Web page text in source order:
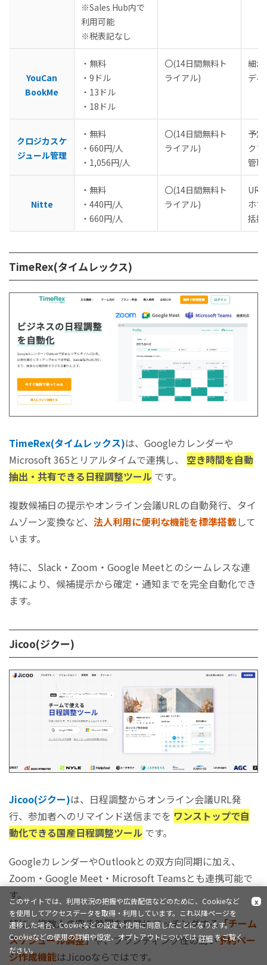
※Sales Hub内で
利用可能
※税表記なし
YouCan
BookMe
・無料
・9ドル
・13ドル
・18ドル
〇(14日間無料ト
ライアル)
細か
デ
クロジカスケ
ジュール管理
・無料
・660円/人
・1,056円/人
〇(14日間無料ト
ライアル)
予
ク
管理
Nitte
・無料
・440円/人
・660円/人
〇(14日間無料ト
ライアル)
ホ
括提
TimeRex(タイムレックス)
TimeRex(タイムレックス)は、Googleカレンダーや
Microsoft 365とリアルタイムで連携し、 空き時間を自動
抽出・共有できる日程調整ツール です。
複数候補日の提示やオンライン会議URLの自動発行、タイ
ムゾーン変換など、 法人利用に便利な機能を標準搭載して
います。
特に、Slack・Zoom・Google Meetとのシームレスな連
携により、候補提示から確定・通知までを完全自動化でき
ます。
Jicoo(ジクー)
Jicoo(ジクー)は、日程調整からオンライン会議URL発
行、参加者へのリマインド送信までを ワンストップで自
動化できる国産日程調整ツール です。
GoogleカレンダーやOutlookとの双方向同期に加え、
Zoom・Google Meet・Microsoft Teamsとも連携可能で
す。
特に、複数人の空き時間を瞬時にマッチングする「チーム
スケジュール調整」や、ブランディング性の高い予約ペー
ジ作成機能はJicooならではです。
このサイトでは、利用状況の把握や広告配信などのために、Cookieなど
を使用してアクセスデータを取得・利用しています。これ以降ページを
遷移した場合、Cookieなどの設定や使用に同意したことになります。
Cookieなどの使用の詳細や設定、オプトアウトについては詳細
x
をご覧く
ださい。